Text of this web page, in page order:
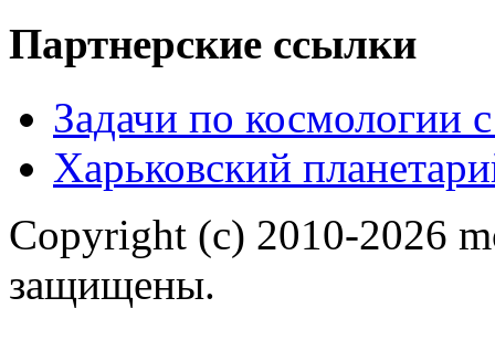
Партнерские ссылки
Задачи по космологии
Харьковский
Copyright (c) 2010-2026
защищены.